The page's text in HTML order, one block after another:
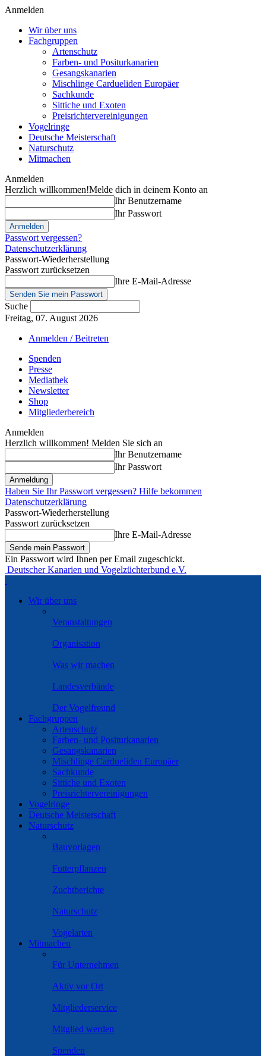
Anmelden
Wir über uns
Fachgruppen
Artenschutz
Farben- und Positurkanarien
Gesangskanarien
Mischlinge Cardueliden Europäer
Sachkunde
Sittiche und Exoten
Preisrichtervereinigungen
Vogelringe
Deutsche Meisterschaft
Naturschutz
Mitmachen
Anmelden
Herzlich willkommen!Melde dich in deinem Konto an
Ihr Benutzername
Ihr Passwort
Passwort vergessen?
Datenschutzerklärung
Passwort-Wiederherstellung
Passwort zurücksetzen
Ihre E-Mail-Adresse
Suche
Freitag, 07. August 2026
Anmelden / Beitreten
Spenden
Presse
Mediathek
Newsletter
Shop
Mitgliederbereich
Anmelden
Herzlich willkommen! Melden Sie sich an
Ihr Benutzername
Ihr Passwort
Haben Sie Ihr Passwort vergessen? Hilfe bekommen
Datenschutzerklärung
Passwort-Wiederherstellung
Passwort zurücksetzen
Ihre E-Mail-Adresse
Ein Passwort wird Ihnen per Email zugeschickt.
Deutscher Kanarien und Vogelzüchterbund e.V.
Wir über uns
Veranstaltungen
Organisation
Was wir machen
Landesverbände
Der Vogelfreund
Fachgruppen
Artenschutz
Farben- und Positurkanarien
Gesangskanarien
Mischlinge Cardueliden Europäer
Sachkunde
Sittiche und Exoten
Preisrichtervereinigungen
Vogelringe
Deutsche Meisterschaft
Naturschutz
Bauvorlagen
Futterpflanzen
Zuchtberichte
Naturschutz
Vogelarten
Mitmachen
Für Unternehmen
Aktiv vor Ort
Mitgliederservice
Mitglied werden
Spenden